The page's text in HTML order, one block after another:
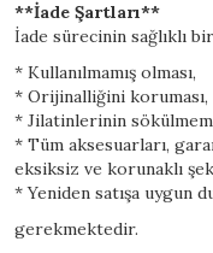
**İade Şartları**
İade sürecinin sağlıklı
* Kullanılmamış olması,
* Orijinalliğini koruması,
* ⁠Jilatinlerinin
* Tüm aksesuarları,
eksiksiz ve korunaklı
* Yeniden satışa uygun
gerekmektedir.